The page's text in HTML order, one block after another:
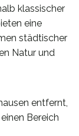
klassischer
eine
städtischer
Natur und
entfernt,
Bereich